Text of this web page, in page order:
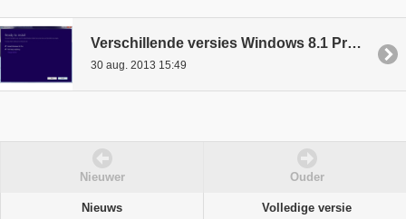
Verschillende versies Windows 8.1 Pro RTM gelekt en te downloaden
30 aug. 2013 15:49
Nieuwer Ouder
Nieuws Volledige versie